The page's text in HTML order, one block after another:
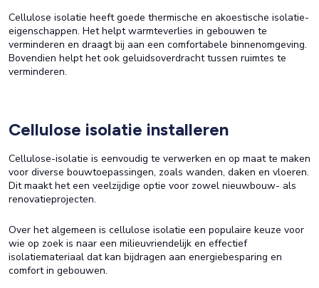
Cellulose isolatie heeft goede thermische en akoestische isolatie-
eigenschappen. Het helpt warmteverlies in gebouwen te
verminderen en draagt bij aan een comfortabele binnenomgeving.
Bovendien helpt het ook geluidsoverdracht tussen ruimtes te
verminderen.
Cellulose isolatie installeren
Cellulose-isolatie is eenvoudig te verwerken en op maat te maken
voor diverse bouwtoepassingen, zoals wanden, daken en vloeren.
Dit maakt het een veelzijdige optie voor zowel nieuwbouw- als
renovatieprojecten.
Over het algemeen is cellulose isolatie een populaire keuze voor
wie op zoek is naar een milieuvriendelijk en effectief
isolatiemateriaal dat kan bijdragen aan energiebesparing en
comfort in gebouwen.